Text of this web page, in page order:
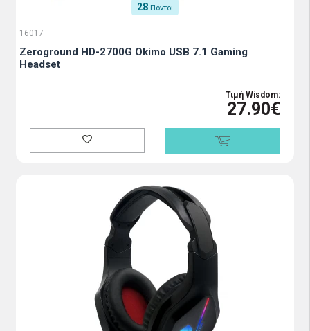
28 Πόντοι
16017
Zeroground HD-2700G Okimo USB 7.1 Gaming
Headset
Τιμή Wisdom:
27.90€